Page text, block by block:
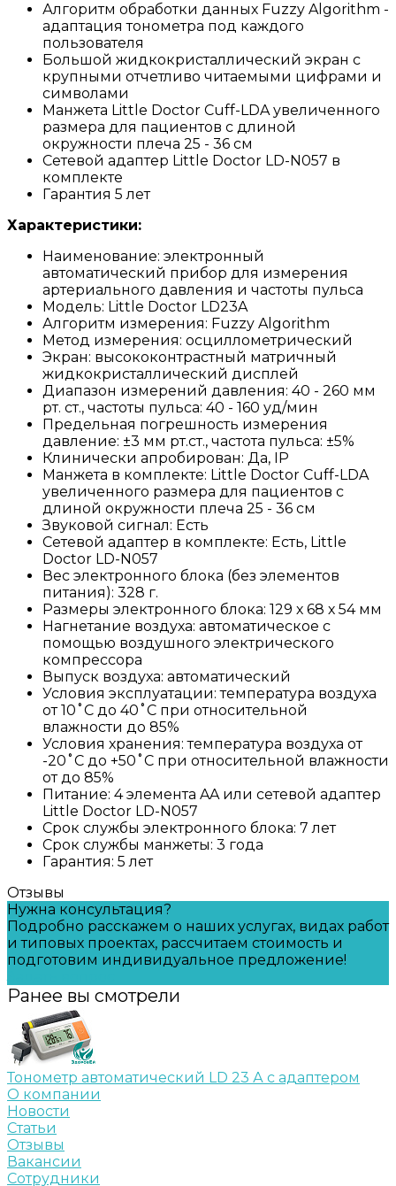
Алгоритм обработки данных Fuzzy Algorithm -
адаптация тонометра под каждого
пользователя
Большой жидкокристаллический экран с
крупными отчетливо читаемыми цифрами и
символами
Манжета Little Doctor Cuff-LDA увеличенного
размера для пациентов с длиной
окружности плеча 25 - 36 см
Сетевой адаптер Little Doctor LD-N057 в
комплекте
Гарантия 5 лет
Характеристики:
Наименование: электронный
автоматический прибор для измерения
артериального давления и частоты пульса
Модель: Little Doctor LD23A
Алгоритм измерения: Fuzzy Algorithm
Метод измерения: осциллометрический
Экран: высококонтрастный матричный
жидкокристаллический дисплей
Диапазон измерений давления: 40 - 260 мм
рт. ст., частоты пульса: 40 - 160 уд/мин
Предельная погрешность измерения
давление: ±3 мм рт.ст., частота пульса: ±5%
Клинически апробирован: Да, IP
Манжета в комплекте: Little Doctor Cuff-LDA
увеличенного размера для пациентов с
длиной окружности плеча 25 - 36 см
Звуковой сигнал: Есть
Сетевой адаптер в комплекте: Есть, Little
Doctor LD-N057
Вес электронного блока (без элементов
питания): 328 г.
Размеры электронного блока: 129 х 68 х 54 мм
Нагнетание воздуха: автоматическое с
помощью воздушного электрического
компрессора
Выпуск воздуха: автоматический
Условия эксплуатации: температура воздуха
от 10˚C дo 40˚C при относительной
влажности до 85%
Условия хранения: температура воздуха от
-20˚C дo +50˚C при относительной влажности
от до 85%
Питание: 4 элемента AA или сетевой адаптер
Little Doctor LD-N057
Срок службы электронного блока: 7 лет
Срок службы манжеты: 3 года
Гарантия: 5 лет
Отзывы
Нужна консультация?
Подробно расскажем о наших услугах, видах работ
и типовых проектах, рассчитаем стоимость и
подготовим индивидуальное предложение!
Ранее вы смотрели
Тонометр автоматический LD 23 А с адаптером
О компании
Новости
Статьи
Отзывы
Вакансии
Сотрудники